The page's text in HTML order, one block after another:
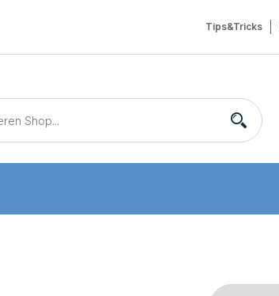
Tips&Tricks